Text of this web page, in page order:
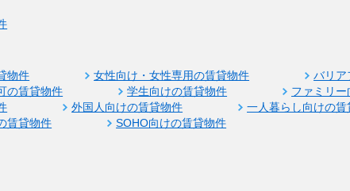
物件 女性向け・女性専用の賃貸物件
バリア
の賃貸物件
学生向けの賃貸物件 ファミリ
外国人向けの賃貸物件
一人暮らし向けの賃
賃貸物件
SOHO向けの賃貸物件